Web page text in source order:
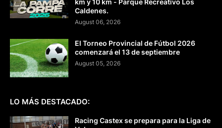
km y 10 km - Parque Recreativo Los
Caldenes.
August 06, 2026
El Torneo Provincial de Fútbol 2026
comenzará el 13 de septiembre
August 05, 2026
LO MÁS DESTACADO:
Racing Castex se prepara para la Liga de